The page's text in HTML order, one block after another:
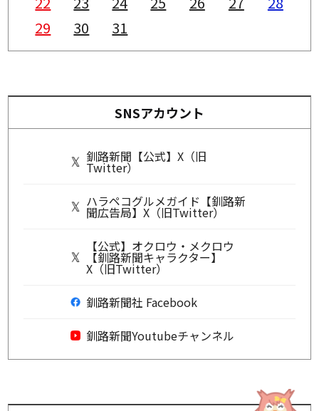
29
30 31
SNSアカウント
釧路新聞【公式】X（旧
Twitter）
ハラペコグルメガイド【釧路新
聞広告局】X（旧Twitter）
【公式】オクロウ・メクロウ
【釧路新聞キャラクター】
X（旧Twitter）
釧路新聞社 Facebook
釧路新聞Youtubeチャンネル